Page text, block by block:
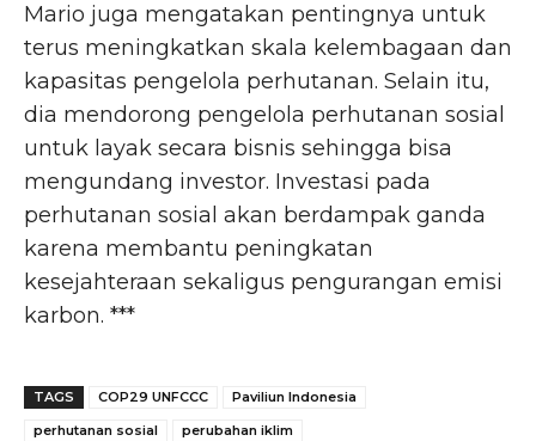
Mario juga mengatakan pentingnya untuk
terus meningkatkan skala kelembagaan dan
kapasitas pengelola perhutanan. Selain itu,
dia mendorong pengelola perhutanan sosial
untuk layak secara bisnis sehingga bisa
mengundang investor. Investasi pada
perhutanan sosial akan berdampak ganda
karena membantu peningkatan
kesejahteraan sekaligus pengurangan emisi
karbon. ***
TAGS COP29 UNFCCC
Paviliun Indonesia
perhutanan sosial
perubahan iklim